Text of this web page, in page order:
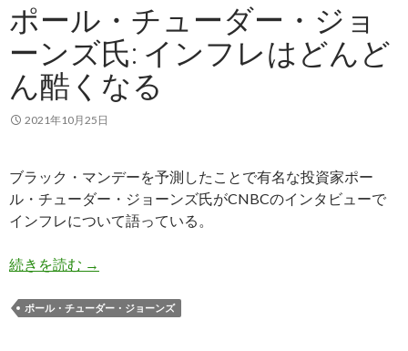
ポール・チューダー・ジョ
ーンズ氏: インフレはどんど
ん酷くなる
2021年10月25日
ブラック・マンデーを予測したことで有名な投資家ポー
ル・チューダー・ジョーンズ氏がCNBCのインタビューで
インフレについて語っている。
続きを読む ポール・チューダー・ジョーンズ氏: インフレは
→
ポール・チューダー・ジョーンズ